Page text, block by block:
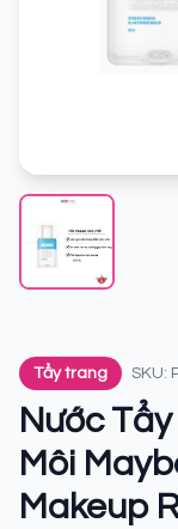
Tẩy trang SKU:
Nước
Môi
Makeup